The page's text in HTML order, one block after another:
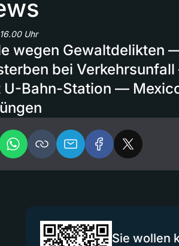
Uhr
wegen Gewaltdelikten
bei
Bahn-Station —
Sie wollen